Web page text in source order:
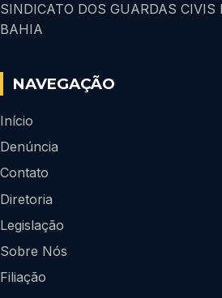
SINDICATO DOS GUARDAS CIVIS
BAHIA
NAVEGAÇÃO
Início
Denúncia
Contato
Diretoria
Legislação
Sobre Nós
Filiação